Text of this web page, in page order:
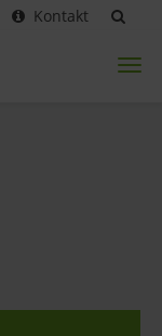
Kontakt